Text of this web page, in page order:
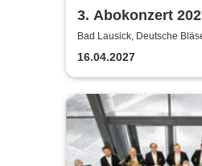
3. Abokonzert
Sächsische
Bad Lausick, Deutsche
Lausick
16.04.2027